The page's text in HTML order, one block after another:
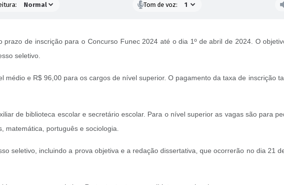
Tom de voz:
de inscrição para o Concurso Funec 2024 até o dia 1º de abril de 2024. O
seletivo.
médio e R$ 96,00 para os cargos de nível superior. O pagamento da taxa de inscrição
de biblioteca escolar e secretário escolar. Para o nível superior as vagas são para
matemática, português e sociologia.
seletivo, incluindo a prova objetiva e a redação dissertativa, que ocorrerão no dia 21